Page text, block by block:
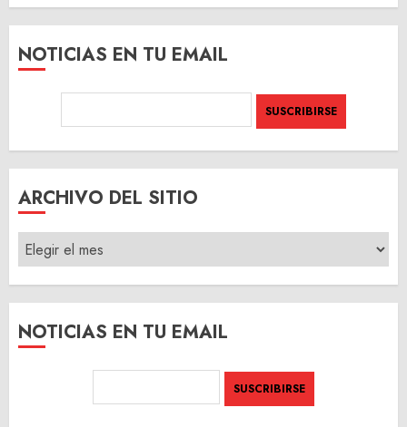
NOTICIAS EN TU EMAIL
ARCHIVO DEL SITIO
ARCHIVO
DEL
SITIO
NOTICIAS EN TU EMAIL